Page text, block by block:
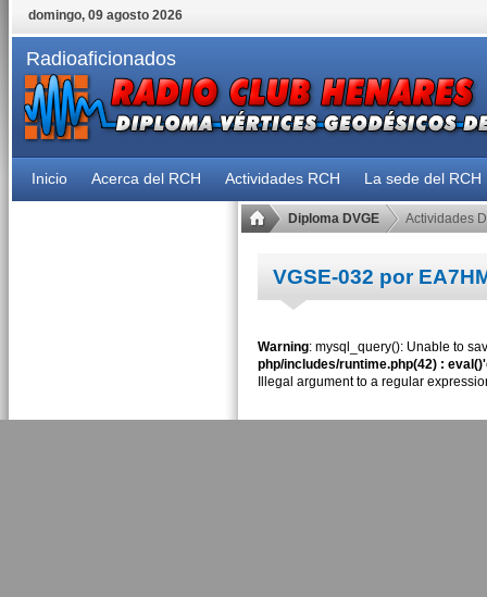
domingo, 09 agosto 2026
Radioaficionados
Inicio Acerca del RCH Actividades RCH La sede del RCH
Diploma DVGE Actividades
VGSE-032 por
Warning: mysql_query(): Unable to
php/includes/runtime.php(42) :
Illegal argument to a regular